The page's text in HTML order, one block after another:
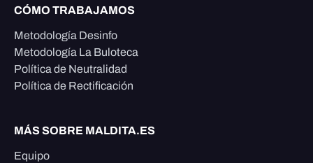
CÓMO TRABAJAMOS
Metodología Desinfo
Metodología La Buloteca
Política de Neutralidad
Política de Rectificación
MÁS SOBRE MALDITA.ES
Equipo